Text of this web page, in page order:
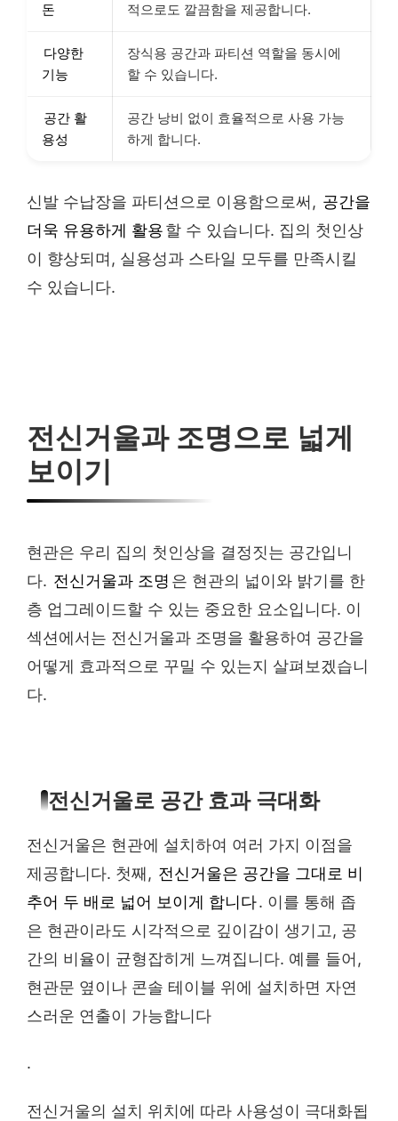
돈 적으로도 깔끔함을 제공합니다.
다양한
기능
장식용 공간과 파티션 역할을 동시에
할 수 있습니다.
공간 활
용성
공간 낭비 없이 효율적으로 사용 가능
하게 합니다.
신발 수납장을 파티션으로 이용함으로써, 공간을
더욱 유용하게 활용할 수 있습니다. 집의 첫인상
이 향상되며, 실용성과 스타일 모두를 만족시킬
수 있습니다.
전신거울과 조명으로 넓게
보이기
현관은 우리 집의 첫인상을 결정짓는 공간입니
다. 전신거울과 조명 은 현관의 넓이와 밝기를 한
층 업그레이드할 수 있는 중요한 요소입니다. 이
섹션에서는 전신거울과 조명을 활용하여 공간을
어떻게 효과적으로 꾸밀 수 있는지 살펴보겠습니
다.
전신거울로 공간 효과 극대화
전신거울은 현관에 설치하여 여러 가지 이점을
제공합니다. 첫째, 전신거울은 공간을 그대로 비
추어 두 배로 넓어 보이게 합니다. 이를 통해 좁
은 현관이라도 시각적으로 깊이감이 생기고, 공
간의 비율이 균형잡히게 느껴집니다. 예를 들어,
현관문 옆이나 콘솔 테이블 위에 설치하면 자연
스러운 연출이 가능합니다
.
전신거울의 설치 위치에 따라 사용성이 극대화됩